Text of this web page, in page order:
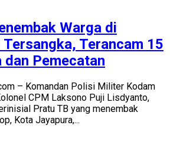
Warga di
Terancam 15
dan Pemecatan
– Komandan Polisi Militer Kodam
CPM Laksono Puji Lisdyanto,
Pratu TB yang menembak
Kota Jayapura,...